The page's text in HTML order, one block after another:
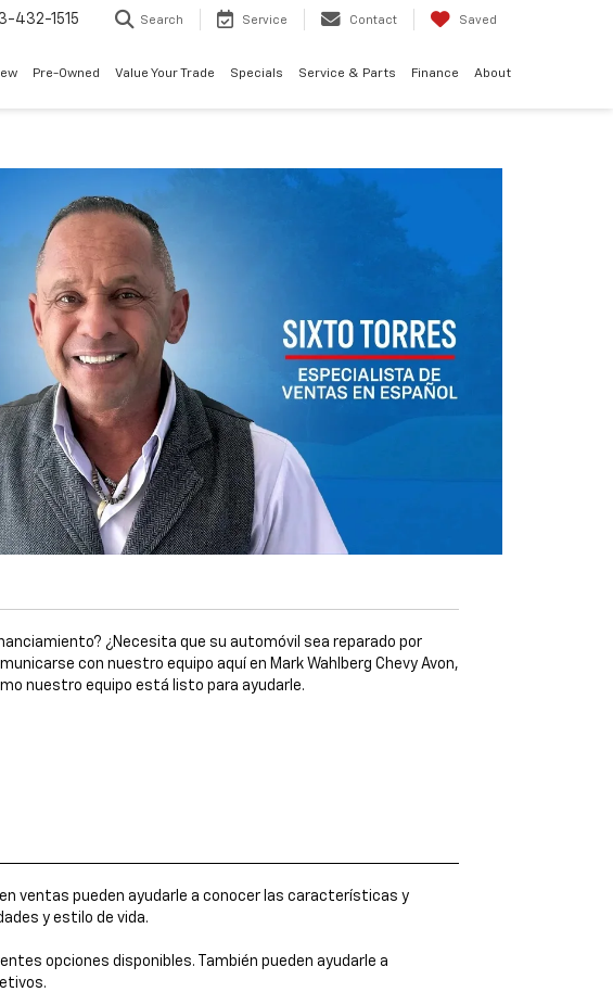
432-1515 Search Service Contact Saved
Pre-Owned Value Your Trade Specials Service & Parts Finance About
¿Necesita que su automóvil sea reparado por
con nuestro equipo aquí en Mark Wahlberg Chevy Avon,
nuestro equipo está listo para ayudarle.
ventas pueden ayudarle a conocer las características y
y estilo de vida.
opciones disponibles. También pueden ayudarle a